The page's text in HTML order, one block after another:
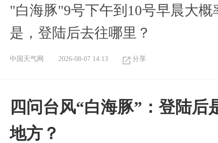
"白海豚"9号下午到10号早晨大
是，登陆后去往哪里？
中国天气网 2026-08-07 14:13 分享
四问台风“白海豚”：登陆
地方？